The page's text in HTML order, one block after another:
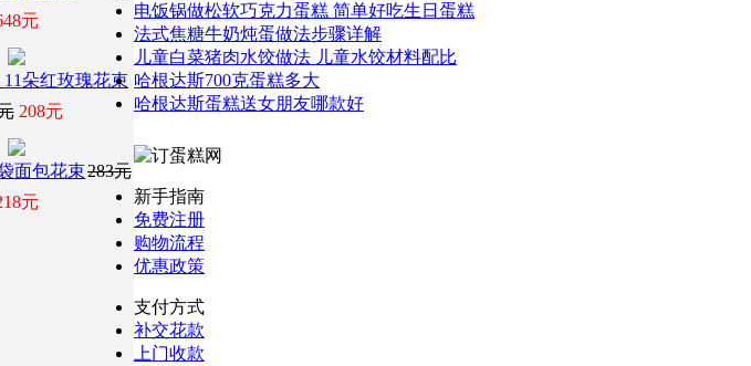
元
11朵红玫瑰花束
208元
面包花束283元
元
电饭锅做松软巧克力蛋糕 简单好吃生日蛋糕
法式焦糖牛奶炖蛋做法步骤详解
儿童白菜猪肉水饺做法 儿童水饺材料配比
哈根达斯700克蛋糕多大
哈根达斯蛋糕送女朋友哪款好
新手指南
免费注册
购物流程
优惠政策
支付方式
补交花款
上门收款